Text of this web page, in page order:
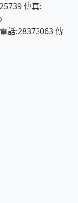
傳真:
話:28373063 傳